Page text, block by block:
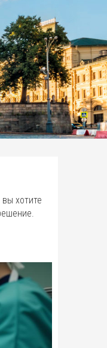
хотите